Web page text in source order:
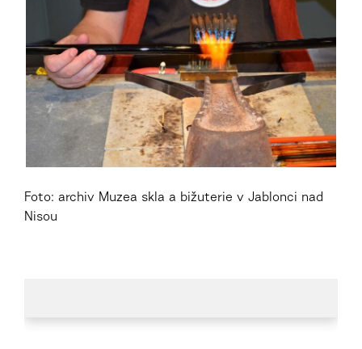
Foto: archiv Muzea skla a bižuterie v Jablonci nad
Nisou